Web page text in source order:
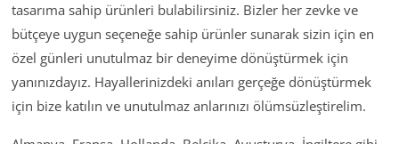
tasarıma sahip ürünleri bulabilirsiniz. Bizler her zevke ve
bütçeye uygun seçeneğe sahip ürünler sunarak sizin için en
özel günleri unutulmaz bir deneyime dönüştürmek için
yanınızdayız. Hayallerinizdeki anıları gerçeğe dönüştürmek
için bize katılın ve unutulmaz anlarınızı ölümsüzleştirelim.